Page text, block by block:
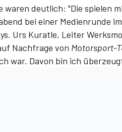
waren deutlich: "Die spielen
bei einer Medienrunde
Urs Kuratle, Leiter
Nachfrage von Motorsport-
war. Davon bin ich